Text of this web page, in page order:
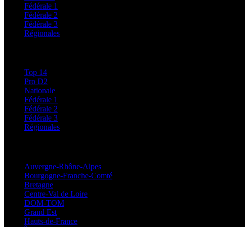
Fédérale 1
Fédérale 2
Fédérale 3
Régionales
Top 14
Pro D2
Nationale
Fédérale 1
Fédérale 2
Fédérale 3
Régionales
Auvergne-Rhône-Alpes
Bourgogne-Franche-Comté
Bretagne
Centre-Val de Loire
DOM-TOM
Grand Est
Hauts-de-France